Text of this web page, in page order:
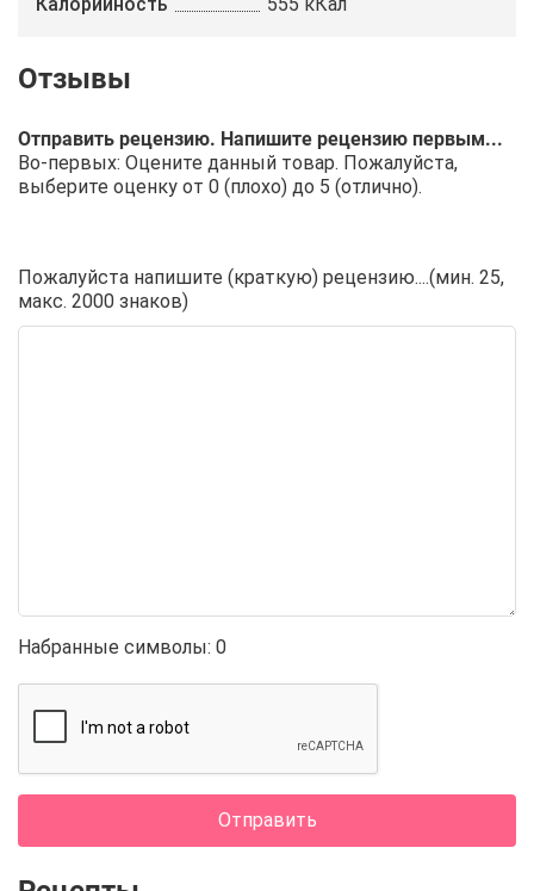
Отправить рецензию. Напишите рецензию первым...
Во-первых: Оцените данный товар. Пожалуйста,
выберите оценку от 0 (плохо) до 5 (отлично).
Пожалуйста напишите (краткую) рецензию....(мин. 25,
макс. 2000 знаков)
Набранные символы: 0
Отправить